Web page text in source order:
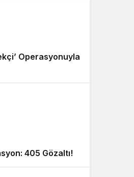
Operasyonuyla
405 Gözaltı!